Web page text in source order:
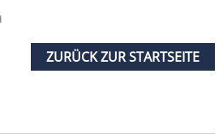
ZURÜCK ZUR STARTSEITE